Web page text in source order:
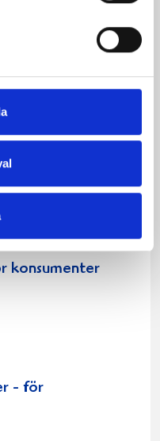
konsumenter
- för